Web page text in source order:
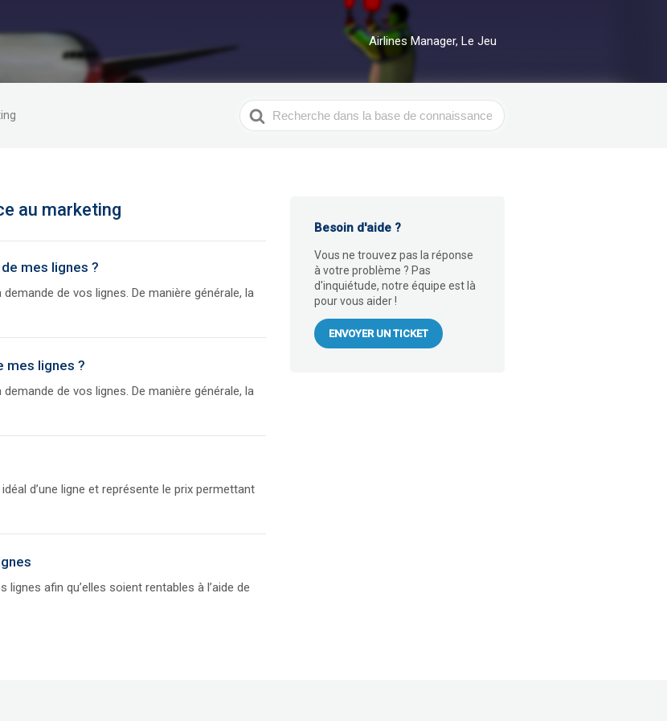
Airlines Manager, Le Jeu
Rechercher
au marketing
mes lignes ?
de vos lignes. De manière générale, la
mes lignes ?
de vos lignes. De manière générale, la
d’une ligne et représente le prix permettant
afin qu’elles soient rentables à l’aide de
Besoin d'aide ?
Vous ne trouvez pas la réponse
à votre problème ? Pas
d'inquiétude, notre équipe est là
pour vous aider !
ENVOYER UN TICKET